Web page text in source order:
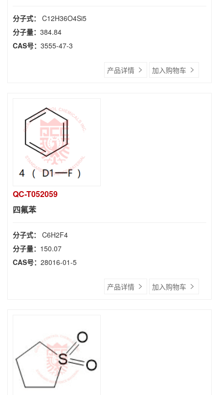
分子式： C12H36O4Si5
分子量： 384.84
CAS号： 3555-47-3
产品详情 加入购物车
QC-T052059
四氟苯
分子式： C6H2F4
分子量： 150.07
CAS号： 28016-01-5
产品详情 加入购物车